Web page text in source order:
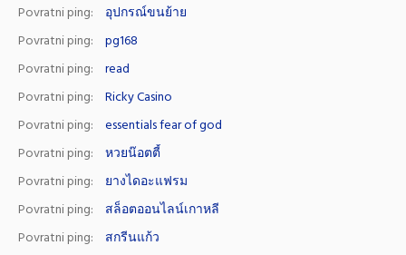
Povratni ping:
อุปกรณ์ขนย้าย
Povratni ping:
pg168
Povratni ping:
read
Povratni ping:
Ricky Casino
Povratni ping:
essentials fear of god
Povratni ping:
หวยน๊อตตี้
Povratni ping:
ยางไดอะแฟรม
Povratni ping:
สล็อตออนไลน์เกาหลี
Povratni ping:
สกรีนแก้ว